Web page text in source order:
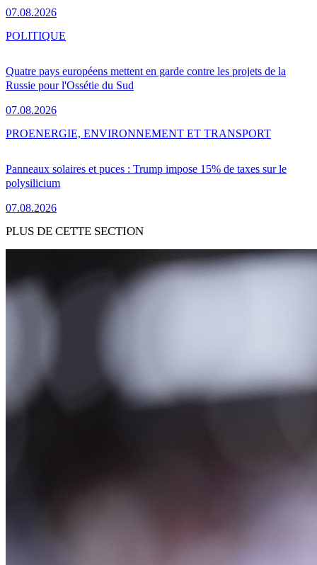
07.08.2026
Quatre pays européens mettent en garde contre les projets de la
Russie pour l'Ossétie du Sud
07.08.2026
POLITIQUE
Panneaux solaires et puces : Trump impose 15% de taxes sur le
polysilicium
07.08.2026
PROENERGIE, ENVIRONNEMENT ET TRANSPORT
PLUS DE CETTE SECTION